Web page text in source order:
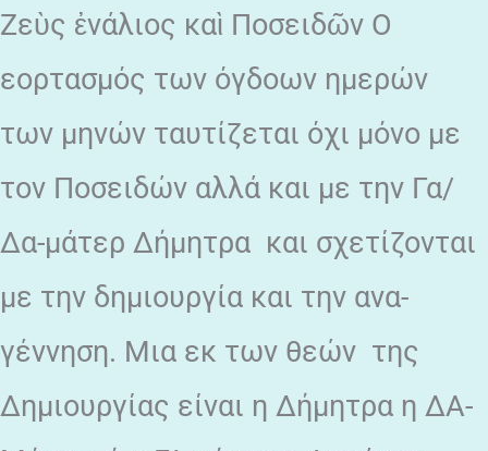
Ζεὺς ἐνάλιος καὶ Ποσειδῶν Ο
εορτασμός των όγδοων ημερών
των μηνών ταυτίζεται όχι μόνο με
τον Ποσειδών αλλά και με την Γα/
Δα-μάτερ Δήμητρα και σχετίζονται
με την δημιουργία και την ανα-
γέννηση. Μια εκ των θεών της
Δημιουργίας είναι η Δήμητρα η ΔΑ-